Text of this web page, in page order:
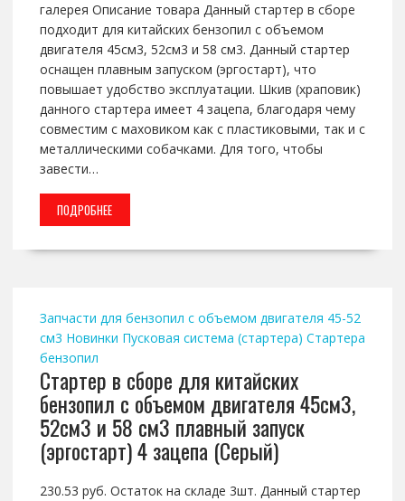
галерея Описание товара Данный стартер в сборе
подходит для китайских бензопил с объемом
двигателя 45см3, 52см3 и 58 см3. Данный стартер
оснащен плавным запуском (эргостарт), что
повышает удобство эксплуатации. Шкив (храповик)
данного стартера имеет 4 зацепа, благодаря чему
совместим с маховиком как с пластиковыми, так и с
металлическими собачками. Для того, чтобы
завести…
ПОДРОБНЕЕ
Запчасти для бензопил с объемом двигателя 45-52
см3 Новинки Пусковая система (стартера) Стартера
бензопил
Стартер в сборе для китайских
бензопил с объемом двигателя 45см3,
52см3 и 58 см3 плавный запуск
(эргостарт) 4 зацепа (Серый)
230.53 руб. Остаток на складе 3шт. Данный стартер